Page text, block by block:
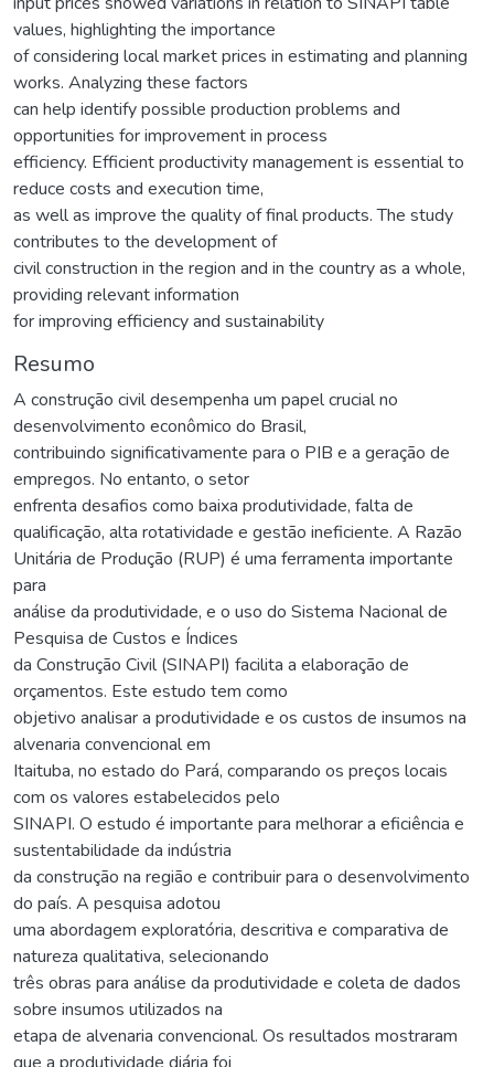
values, highlighting the importance
of considering local market prices in estimating and planning
works. Analyzing these factors
can help identify possible production problems and
opportunities for improvement in process
efficiency. Efficient productivity management is essential to
reduce costs and execution time,
as well as improve the quality of final products. The study
contributes to the development of
civil construction in the region and in the country as a whole,
providing relevant information
for improving efficiency and sustainability
Resumo
A construção civil desempenha um papel crucial no
desenvolvimento econômico do Brasil,
contribuindo significativamente para o PIB e a geração de
empregos. No entanto, o setor
enfrenta desafios como baixa produtividade, falta de
qualificação, alta rotatividade e gestão ineficiente. A Razão
Unitária de Produção (RUP) é uma ferramenta importante
para
análise da produtividade, e o uso do Sistema Nacional de
Pesquisa de Custos e Índices
da Construção Civil (SINAPI) facilita a elaboração de
orçamentos. Este estudo tem como
objetivo analisar a produtividade e os custos de insumos na
alvenaria convencional em
Itaituba, no estado do Pará, comparando os preços locais
com os valores estabelecidos pelo
SINAPI. O estudo é importante para melhorar a eficiência e
sustentabilidade da indústria
da construção na região e contribuir para o desenvolvimento
do país. A pesquisa adotou
uma abordagem exploratória, descritiva e comparativa de
natureza qualitativa, selecionando
três obras para análise da produtividade e coleta de dados
sobre insumos utilizados na
etapa de alvenaria convencional. Os resultados mostraram